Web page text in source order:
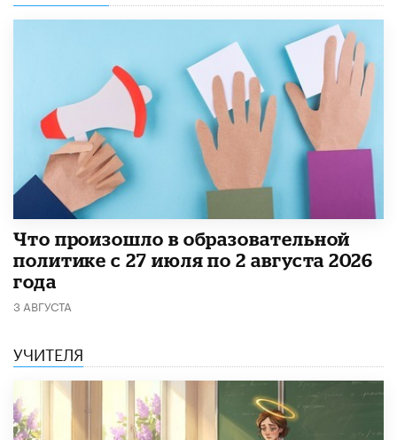
​Что произошло в образовательной
политике с 27 июля по 2 августа 2026
года
3 АВГУСТА
УЧИТЕЛЯ